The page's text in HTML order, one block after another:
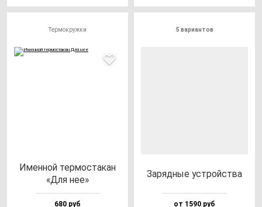
Термокружки
Имен­ной тер­мос­та­кан
«Для нее»
680 руб
5 вариантов
Заряд­ные ус­трой­ства
от 1590 руб